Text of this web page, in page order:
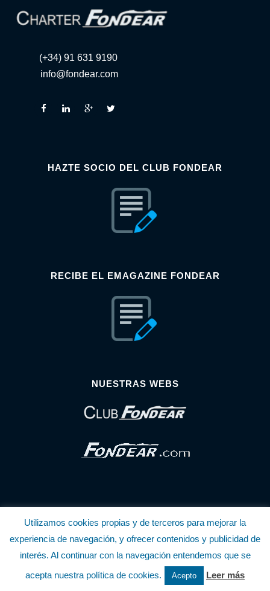
(+34) 91 631 9190
info@fondear.com
HAZTE SOCIO DEL CLUB FONDEAR
RECIBE EL EMAGAZINE FONDEAR
NUESTRAS WEBS
© Copyright Fondear, S.L.
Aunque se consideran exactas, declinamos toda responsabilidad sobre la
información y precios inscritos. Estas informaciones no son contractuales.
Utilizamos cookies propias y de terceros para mejorar la
experiencia de navegación, y ofrecer contenidos y publicidad de
interés. Al continuar con la navegación entendemos que se
acepta nuestra política de cookies.
Acepto Leer más